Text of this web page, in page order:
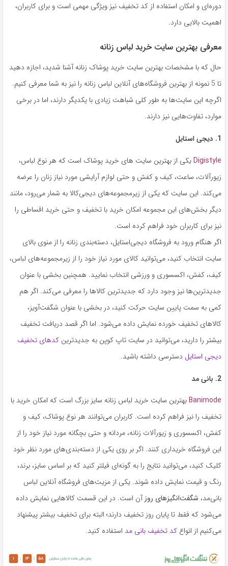
دوره‌ای و امکان استفاده از کد تخفیف نیز ویژگی مهمی است و برای کاربران،
اهمیت بالایی دارد.
معرفی بهترین سایت خرید لباس زنانه
حال که با مشخصات بهترین سایت خرید پوشاک زنانه آشنا شدید، اجازه دهید
تا 5 نمونه از بهترین فروشگاه‌های آنلاین لباس زنانه را نیز به شما معرفی کنیم.
اگرچه این سایت‌ها به طور کلی شباهت زیادی با یکدیگر دارند، اما در برخی
موارد، تفاوت‌هایی نیز دارند.
1. دیجی استایل
Digistyleیکی از بهترین سایت های خرید پوشاک است که هر نوع لباس،
زیورآلات، ساعت، کیف و کفش و حتی لوازم آرایشی مورد نیاز زنان را عرضه
می‌کند. این سایت که یکی از زیرمجموعه‌های دیجی‌کالا به شمار می‌رود، مانند
دیگر بخش‌های این مجموعه امکان خرید با تخفیف و حتی خرید اقساطی را
نیز برای کاربران خود فراهم کرده است.
اگر هنگام ورود به فروشگاه دیجی‌استایل، دسته‌بندی زنانه را از منوی بالای
سایت انتخاب کنید، می‌توانید کالای مورد نیاز خود را از زیرمجموعه‌های لباس،
کیف، کفش، اکسسوری و ورزشی انتخاب نمایید. همچنین بخشی با عنوان
جدیدترین‌ها نیز وجود دارد که جدیدترین کالاها را معرفی می‌کند. اگر هم
کمی به سمت پایین سایت حرکت کنید، در بخشی با عنوان شگفت‌آویز،
کالاهای تخفیف خورده نمایش داده می‌شود. اما اگر قصد دریافت تخفیف
بیشتر را دارید، می‌توانید در سایت تاپ کوپن به جدیدترین کدهای تخفیف
دیجی استایل دسترسی داشته باشید.
2. بانی مد
Banimodeبهترین سایت خرید لباس زنانه سایز بزرگ است که امکان خرید با
تخفیف را نیز فراهم کرده است. کاربران می‌توانند هر نوع پوشاک، کیف و
کفش، اکسسوری و زیورآلات زنانه، مردانه و حتی بچگانه مورد نیاز خود را از
این فروشگاه خریداری کنند. اگر بر روی یکی از دسته‌بندی‌های مورد نظر خود
کلیک کنید، می‌توانید نتایج را به گونه‌ای فیلتر کنید که بر اساس سایز، برند،
رنگ و قیمت نمایش داده شوند. یکی از مزیت‌های فروشگاه آنلاین لباس
بانی‌مد، شگفت‌انگیزهای روزآن است. در این قسمت کالاهایی نمایش داده
می‌شود که فقط تا پایان روز تخفیف دارند؛ البته برای تخفیف بیشتر پیشنهاد
می‌کنیم از انواع کد تخفیف بانی مد استفاده کنید.